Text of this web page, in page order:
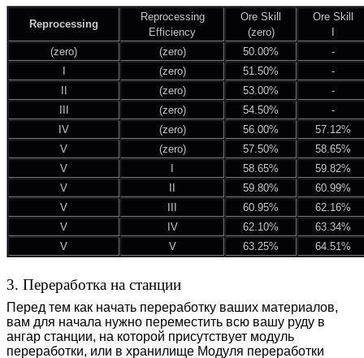
Reprocessing
Reprocessing
Efficiency
Ore Skill
(zero)
Ore Skill
I
(zero)
(zero) 50.00%
-
I
(zero) 51.50%
-
II
(zero) 53.00%
-
III
(zero) 54.50%
-
IV
(zero) 56.00%
57.12%
V
(zero) 57.50%
58.65%
V
I 58.65%
59.82%
V
II 59.80%
60.99%
V
III 60.95%
62.16%
V
IV 62.10%
63.34%
V
V 63.25% 64.51%
3. Переработка на станции
Перед тем как начать переработку ваших материалов,
вам для начала нужно переместить всю вашу руду в
ангар станции, на которой присутствует модуль
переработки, или в хранилище Модуля переработки